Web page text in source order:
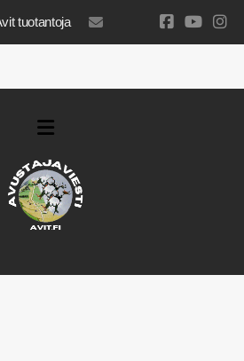
tuotantoja luovatavut@gmail.com